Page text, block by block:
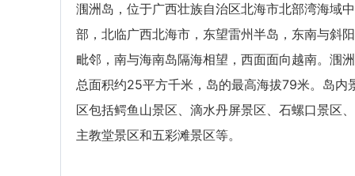
涠洲岛，位于广西壮族自治区北海市北部湾海域中
部，北临广西北海市，东望雷州半岛，东南与斜
毗邻，南与海南岛隔海相望，西面面向越南。涠
总面积约25平方千米，岛的最高海拔79米。岛内
区包括鳄鱼山景区、滴水丹屏景区、石螺口景区
主教堂景区和五彩滩景区等。